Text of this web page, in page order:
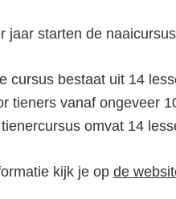
jaar starten de
cursus bestaat uit 14
tieners vanaf ongeveer
omvat 14
kijk je op de